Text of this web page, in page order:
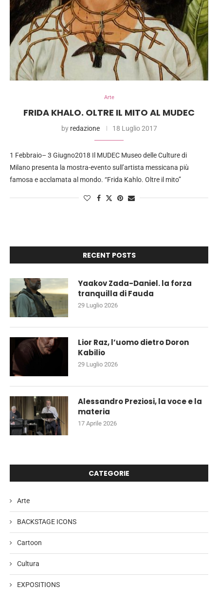
Arte
FRIDA KHALO. OLTRE IL MITO AL MUDEC
by redazione 18 Luglio 2017
1 Febbraio– 3 Giugno2018 Il MUDEC Museo delle Culture di
Milano presenta la mostra-evento sull’artista messicana più
famosa e acclamata al mondo. “Frida Kahlo. Oltre il mito”
RECENT POSTS
Yaakov Zada-Daniel. la forza
tranquilla di Fauda
29 Luglio 2026
Lior Raz, l’uomo dietro Doron
Kabilio
29 Luglio 2026
Alessandro Preziosi, la voce e la
materia
17 Aprile 2026
CATEGORIE
Arte
BACKSTAGE ICONS
Cartoon
Cultura
EXPOSITIONS